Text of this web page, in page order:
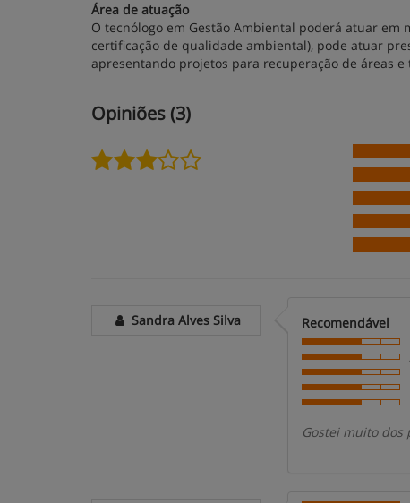
Área de atuação
O tecnólogo em Gestão Ambiental poderá atuar
certificação de qualidade ambiental), pode atuar
apresentando projetos para recuperação de áreas
Opiniões (3)
Sandra Alves Silva
Recomendável
Gostei muito dos